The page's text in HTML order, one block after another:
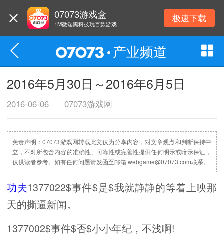
07073游戏盒
1M微端黑科技玩百款游戏 极速下载
产业频道
2016年5月30日～2016年6月5日
2016-06-06 07073游戏网
免责声明：07073游戏网转载此文仅为分享内容，对文章观点和判断保持中
立，不对所包含内容的准确性、可靠性或完善性提供任何明示或暗示保证，
仅供读者参考。如有任何问题请发函至邮箱 webgame@07073.com联系。
功夫1377022$事件$是$我就静静的等着上映那
天的撕逼新闻。
1377002$事件$否$小小年纪，不浅啊!